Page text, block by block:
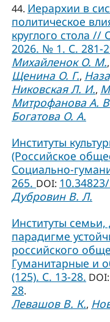
44. Иерархии в
политическое
круглого стола
2026. № 1. С. 281-
Михайленок О. М.,
Щенина О. Г.,
Никовская Л. И.,
Митрофанова А.
Богатова О. А.
Институты
(Российское
Социально-
265. DOI:
Дубровин В. Л.
Институты
парадигме
российского
Гуманитарные и
(125). С. 13-28. DOI:
28.
Левашов В. К.,